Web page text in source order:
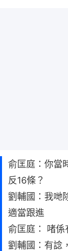
俞匡庭：你當
反16條？
劉輔國：我哋
適當跟進
俞匡庭： 啫係
劉輔國：有諗